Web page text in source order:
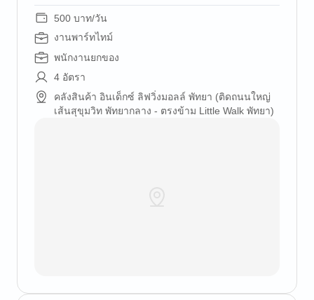
500 บาท/วัน
งานพาร์ทไทม์
พนักงานยกของ
4 อัตรา
คลังสินค้า อินเด็กซ์ ลิฟวิ่งมอลล์ พัทยา (ติดถนนใหญ่
เส้นสุขุมวิท พัทยากลาง - ตรงข้าม Little Walk พัทยา)